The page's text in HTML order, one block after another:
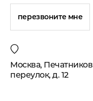
перезвоните мне
Москва, Печатников
переулок, д. 12